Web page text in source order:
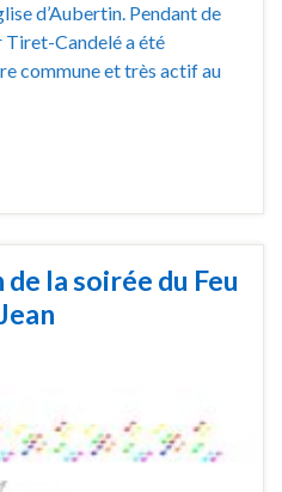
d’Aubertin. Pendant de
Tiret-Candelé a été
commune et très actif au
la soirée du Feu